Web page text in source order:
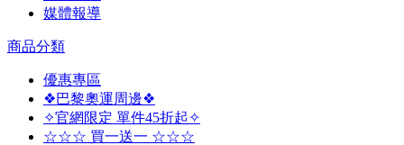
媒體報導
商品分類
優惠專區
❖巴黎奧運周邊❖
✧官網限定 單件45折起✧
☆☆☆ 買一送一 ☆☆☆